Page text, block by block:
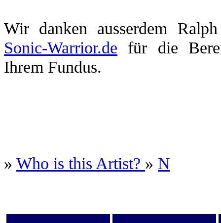
Wir danken ausserdem
Sonic-Warrior.de für die
Ihrem Fundus.
» Who is this Artist? » N